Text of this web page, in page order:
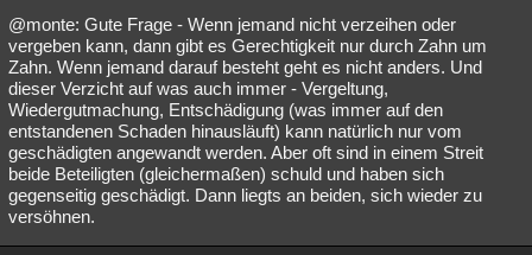
@monte: Gute Frage - Wenn jemand nicht verzeihen oder
vergeben kann, dann gibt es Gerechtigkeit nur durch Zahn um
Zahn. Wenn jemand darauf besteht geht es nicht anders. Und
dieser Verzicht auf was auch immer - Vergeltung,
Wiedergutmachung, Entschädigung (was immer auf den
entstandenen Schaden hinausläuft) kann natürlich nur vom
geschädigten angewandt werden. Aber oft sind in einem Streit
beide Beteiligten (gleichermaßen) schuld und haben sich
gegenseitig geschädigt. Dann liegts an beiden, sich wieder zu
versöhnen.